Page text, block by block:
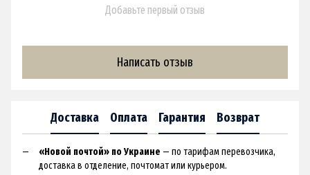
Добавьте первый отзыв
Написать отзыв
Доставка Оплата Гарантия Возврат
«Новой почтой» по Украине — по тарифам перевозчика,
доставка в отделение, почтомат или курьером.